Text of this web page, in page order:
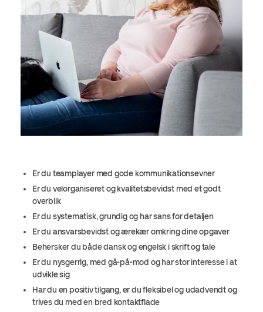
Er du teamplayer med gode kommunikationsevner
Er du velorganiseret og kvalitetsbevidst med et godt
overblik
Er du systematisk, grundig og har sans for detaljen
Er du ansvarsbevidst og ærekær omkring dine opgaver
Behersker du både dansk og engelsk i skrift og tale
Er du nysgerrig, med gå-på-mod og har stor interesse i at
udvikle sig
Har du en positiv tilgang, er du fleksibel og udadvendt og
trives du med en bred kontaktflade